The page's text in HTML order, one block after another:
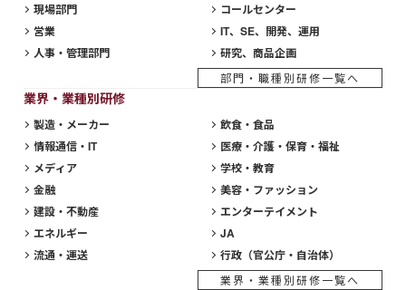
現場部門
営業
人事・管理部門
コールセンター
IT、SE、開発、運用
研究、商品企画
部門・職種別研修一覧へ
業界・業種別研修
製造・メーカー
情報通信・IT
メディア
金融
建設・不動産
エネルギー
流通・運送
飲食・食品
医療・介護・保育・福祉
学校・教育
美容・ファッション
エンターテイメント
JA
行政（官公庁・自治体）
業界・業種別研修一覧へ